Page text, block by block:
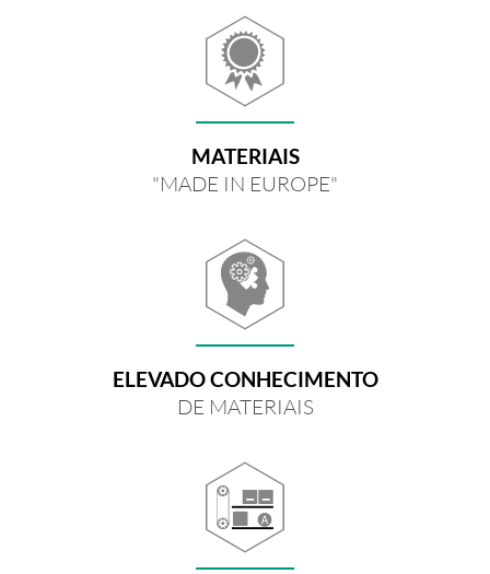
MATERIAIS
"MADE IN EUROPE"
ELEVADO CONHECIMENTO
DE MATERIAIS